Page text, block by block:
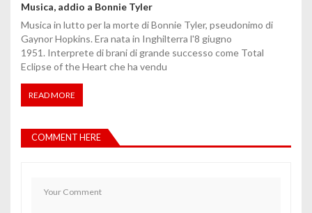
Musica, addio a Bonnie Tyler
Musica in lutto per la morte di Bonnie Tyler, pseudonimo di
Gaynor Hopkins. Era nata in Inghilterra l'8 giugno
1951. Interprete di brani di grande successo come Total
Eclipse of the Heart che ha vendu
READ MORE
COMMENT HERE